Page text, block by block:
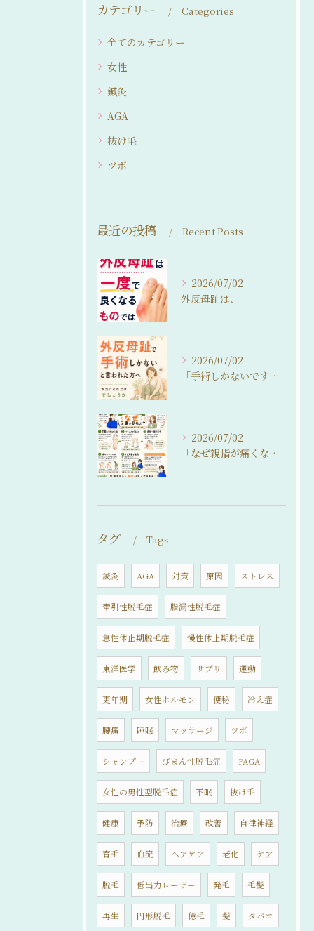
カテゴリー Categories
全てのカテゴリー
女性
鍼灸
AGA
抜け毛
ツボ
最近の投稿 Recent Posts
2026/07/02
外反母趾は、
2026/07/02
「手術しかないですね…」
2026/07/02
「なぜ親指が痛くなるの？」
タグ Tags
鍼灸 AGA 対策 原因 ストレス
牽引性脱毛症 脂漏性脱毛症
急性休止期脱毛症 慢性休止期脱毛症
東洋医学 飲み物 サプリ 運動
更年期 女性ホルモン 便秘 冷え症
腰痛 睡眠 マッサージ ツボ
シャンプー びまん性脱毛症 FAGA
女性の男性型脱毛症 不眠 抜け毛
健康 予防 治療 改善 自律神経
育毛 血流 ヘアケア 老化 ケア
脱毛 低出力レーザー 発毛 毛髪
再生 円形脱毛 億毛 髪 タバコ